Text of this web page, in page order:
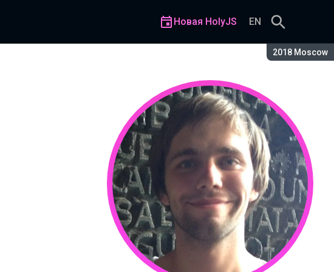
Сезон:
2018 Moscow
Новая HolyJS EN